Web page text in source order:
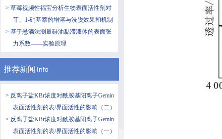
> 草莓视频性福宝分析生物表面活性剂对
菲、1-硝基萘的增溶与洗脱效果和机制
> 基于悬滴法测量硅油黏滞液体的表面张
力系数——实验原理
推荐新闻 Info
> 反离子盐KBr浓度对酰胺基阳离子Gemini
表面活性剂的表/界面活性的影响（二）
> 反离子盐KBr浓度对酰胺基阳离子Gemini
表面活性剂的表/界面活性的影响（一）